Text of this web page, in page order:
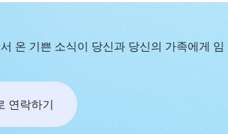
온 기쁜 소식이 당신과 당신의 가족에게 임
연락하기